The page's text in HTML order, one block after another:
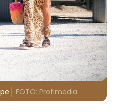
FOTO: Profimedia